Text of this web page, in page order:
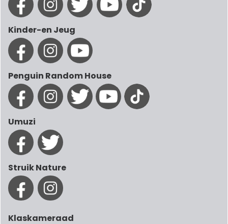
Kinder-en Jeug
Penguin Random House
Umuzi
Struik Nature
Klaskameraad